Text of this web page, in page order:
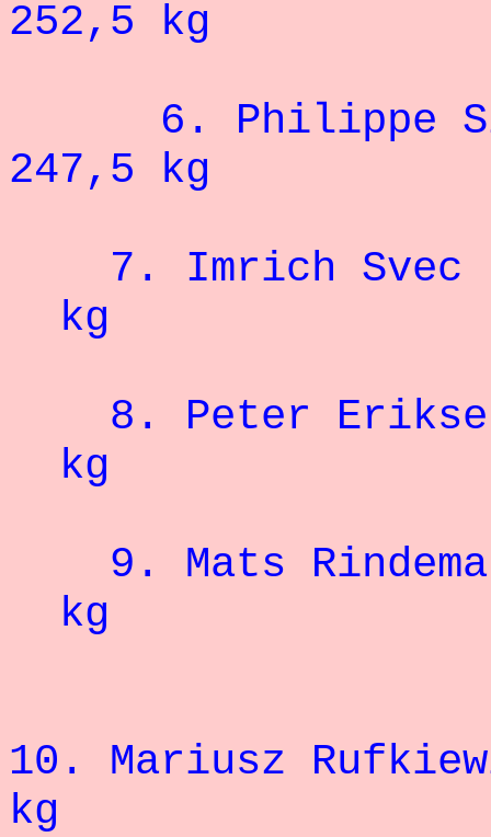
252,5 kg
6. Philippe
247,5 kg
7. Imrich
kg
8. Peter
kg
9. Mats
kg
10. Mariusz
kg